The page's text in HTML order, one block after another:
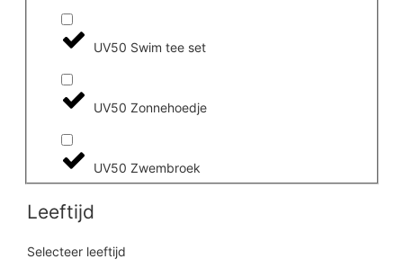
UV50 Swim tee set
UV50 Zonnehoedje
UV50 Zwembroek
Leeftijd
Selecteer leeftijd